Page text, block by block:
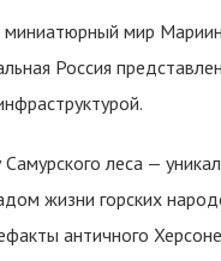
миниатюрный мир
Россия
леса —
жизни горских
античного